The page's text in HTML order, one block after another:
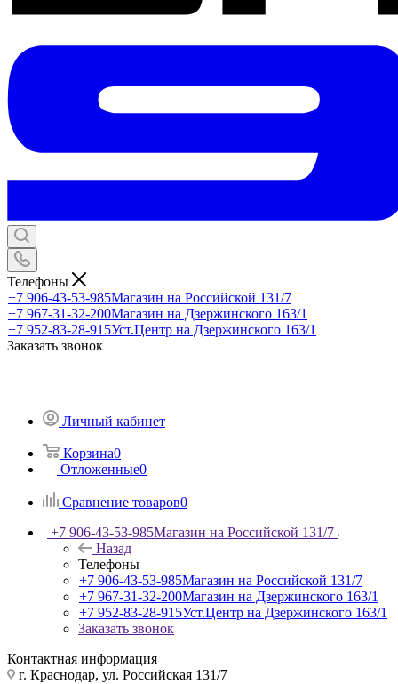
Телефоны
+7 906-43-53-985Магазин на Российской 131/7
+7 967-31-32-200Магазин на Дзержинского 163/1
+7 952-83-28-915Уст.Центр на Дзержинского 163/1
Заказать звонок
Личный кабинет
Корзина0
Отложенные0
Сравнение товаров0
+7 906-43-53-985Магазин на Российской 131/7
Назад
Телефоны
+7 906-43-53-985Магазин на Российской 131/7
+7 967-31-32-200Магазин на Дзержинского 163/1
+7 952-83-28-915Уст.Центр на Дзержинского 163/1
Заказать звонок
Контактная информация
г. Краснодар, ул. Российская 131/7